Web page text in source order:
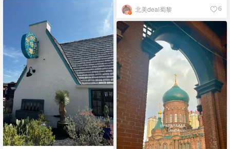
北美deal蜀黎 6